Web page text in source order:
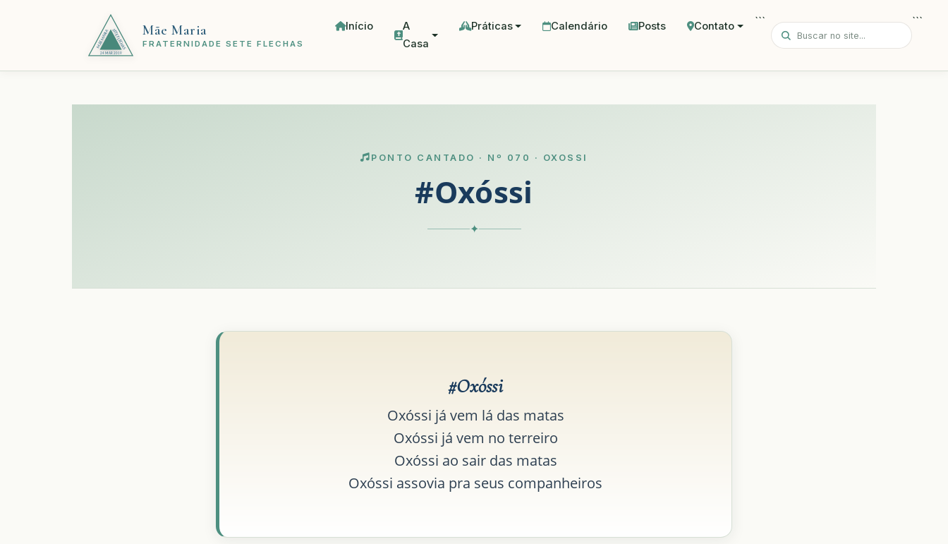
Mãe Maria
FRATERNIDADE SETE FLECHAS
Início
A
Casa
Práticas Calendário Posts Contato ``` ```
PONTO CANTADO · Nº 070 · OXOSSI
#Oxóssi
✦
#Oxóssi
Oxóssi já vem lá das matas
Oxóssi já vem no terreiro
Oxóssi ao sair das matas
Oxóssi assovia pra seus companheiros